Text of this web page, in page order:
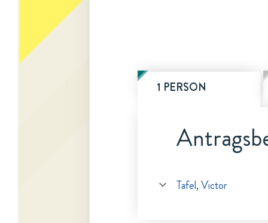
1 PERSON
Tafel, Victor